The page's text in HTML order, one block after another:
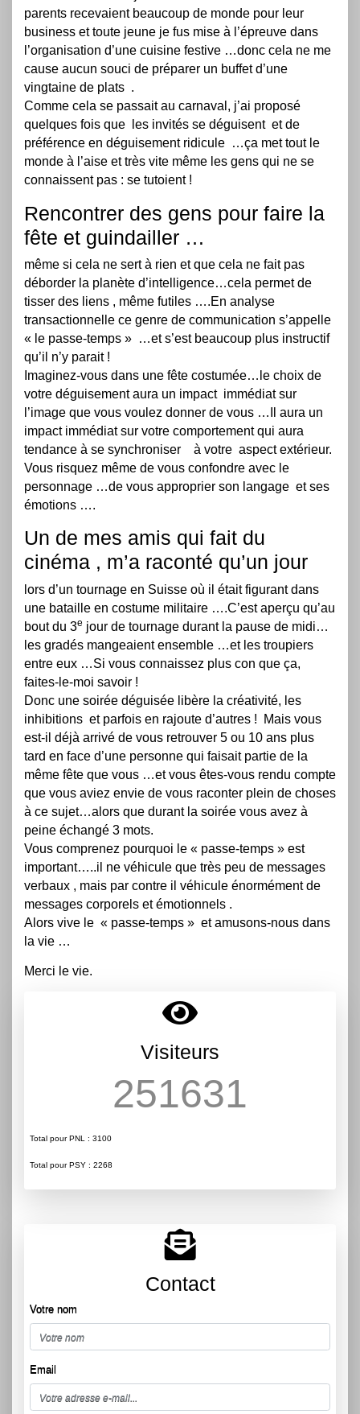
parents recevaient beaucoup de monde pour leur
business et toute jeune je fus mise à l’épreuve dans
l’organisation d’une cuisine festive …donc cela ne me
cause aucun souci de préparer un buffet d’une
vingtaine de plats .
Comme cela se passait au carnaval, j’ai proposé
quelques fois que les invités se déguisent et de
préférence en déguisement ridicule …ça met tout le
monde à l’aise et très vite même les gens qui ne se
connaissent pas : se tutoient !
Rencontrer des gens pour faire la
fête et guindailler …
même si cela ne sert à rien et que cela ne fait pas
déborder la planète d’intelligence…cela permet de
tisser des liens , même futiles ….En analyse
transactionnelle ce genre de communication s’appelle
« le passe-temps » …et s’est beaucoup plus instructif
qu’il n’y parait !
Imaginez-vous dans une fête costumée…le choix de
votre déguisement aura un impact immédiat sur
l’image que vous voulez donner de vous …Il aura un
impact immédiat sur votre comportement qui aura
tendance à se synchroniser à votre aspect extérieur.
Vous risquez même de vous confondre avec le
personnage …de vous approprier son langage et ses
émotions ….
Un de mes amis qui fait du
cinéma , m’a raconté qu’un jour
lors d’un tournage en Suisse où il était figurant dans
une bataille en costume militaire ….C’est aperçu qu’au
bout du 3e jour de tournage durant la pause de midi…
les gradés mangeaient ensemble …et les troupiers
entre eux …Si vous connaissez plus con que ça,
faites-le-moi savoir !
Donc une soirée déguisée libère la créativité, les
inhibitions et parfois en rajoute d’autres ! Mais vous
est-il déjà arrivé de vous retrouver 5 ou 10 ans plus
tard en face d’une personne qui faisait partie de la
même fête que vous …et vous êtes-vous rendu compte
que vous aviez envie de vous raconter plein de choses
à ce sujet…alors que durant la soirée vous avez à
peine échangé 3 mots.
Vous comprenez pourquoi le « passe-temps » est
important…..il ne véhicule que très peu de messages
verbaux , mais par contre il véhicule énormément de
messages corporels et émotionnels .
Alors vive le « passe-temps » et amusons-nous dans
la vie …
Merci le vie.
Visiteurs
251631
Total pour PNL : 3100
Total pour PSY : 2268
Contact
Votre nom
Email